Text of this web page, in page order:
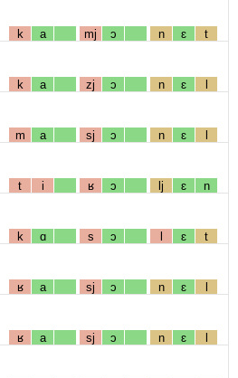
k a mj ɔ n ɛ t
k a zj ɔ n ɛ l
m a sj ɔ n ɛ l
t i ʁ ɔ lj ɛ n
k ɑ s ɔ l ɛ t
ʁ a sj ɔ n ɛ l
ʁ a sj ɔ n ɛ l